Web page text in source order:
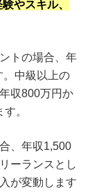
やスキル、
トの場合、年
。中級以上の
収800万円か
。
、年収1,500
ーランスとし
が変動します